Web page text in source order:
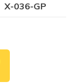
X-036-GP